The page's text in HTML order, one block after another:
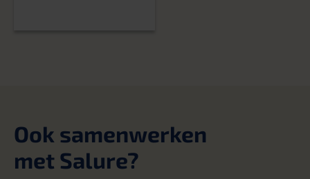
Ook samenwerken
met Salure?